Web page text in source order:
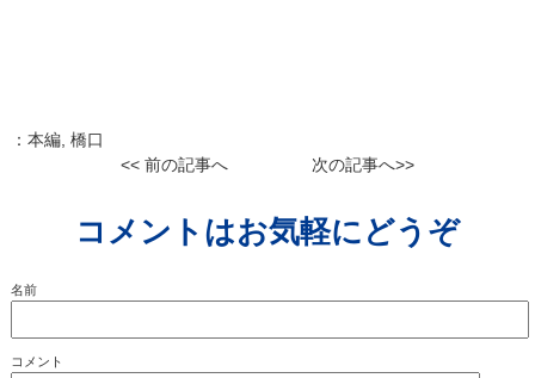
： 本編, 橋口
<< 前の記事へ
次の記事へ>>
コメントはお気軽にどうぞ
名前
コメント